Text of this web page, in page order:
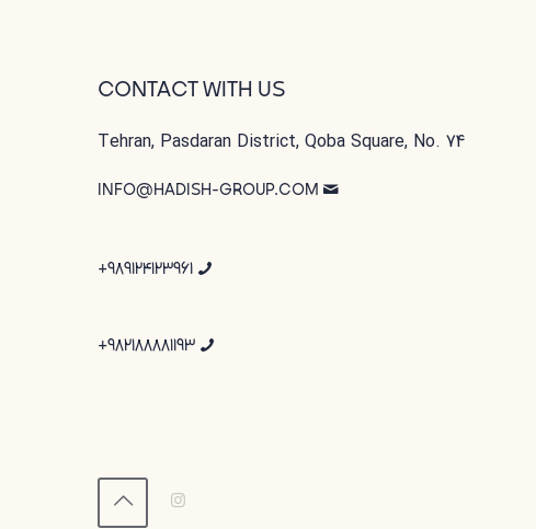
CONTACT WITH US
Tehran, Pasdaran District, Qoba Square, No. 74